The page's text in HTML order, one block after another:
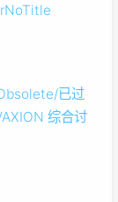
Obsolete/已过
综合讨